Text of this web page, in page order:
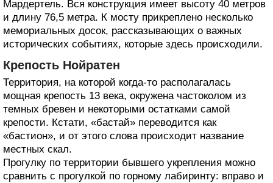
Мардертель. Вся конструкция имеет высоту 40 метров
и длину 76,5 метра. К мосту прикреплено несколько
мемориальных досок, рассказывающих о важных
исторических событиях, которые здесь происходили.
Крепость Нойратен
Территория, на которой когда-то располагалась
мощная крепость 13 века, окружена частоколом из
темных бревен и некоторыми остатками самой
крепости. Кстати, «бастай» переводится как
«бастион», и от этого слова происходит название
местных скал.
Прогулку по территории бывшего укрепления можно
сравнить с прогулкой по горному лабиринту: вправо и